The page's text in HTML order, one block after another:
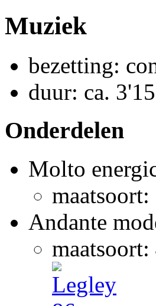
Muziek
bezetting:
duur: ca.
Onderdelen
Molto
maatsoort:
Andante
maatsoort: